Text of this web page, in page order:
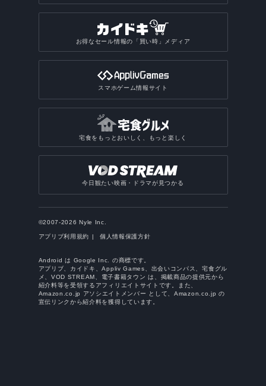
お得なセール情報の「買い時」メディア
スマホゲーム情報サイト
宅食をもっとおいしく、もっと楽しく
今日観たい映画・ドラマが見つかる
©2007-2026 Nyle Inc.
アプリブ利用規約 個人情報保護方針
Android は Google Inc. の商標です。
アプリブ、カイドキ、Appliv Games、出会いコンパス、宅食グル
メ、VOD STREAM、電子書籍タウン は、掲載商品の提供元から
紹介料等を受領するアフィリエイトサイトです。また、
Amazon.co.jp アソシエイトメンバー として、Amazon.co.jp の
宣伝リンクから紹介料を獲得しています。